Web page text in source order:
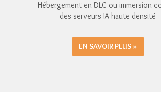
Hébergement en DLC ou immersion
des serveurs IA haute densité
EN SAVOIR PLUS »